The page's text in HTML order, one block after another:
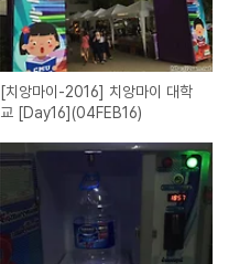
[치앙마이-2016] 치앙마이 대학
교 [Day16](04FEB16)